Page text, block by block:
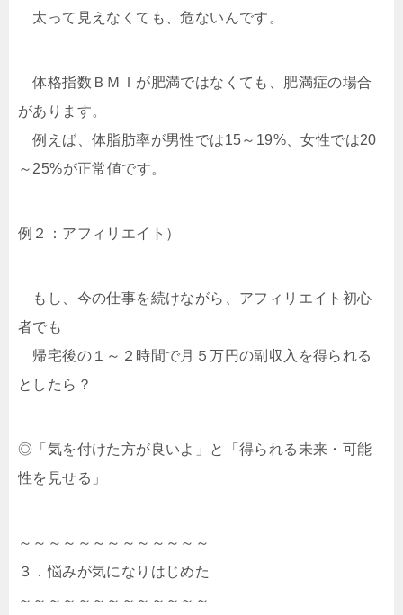
太って見えなくても、危ないんです。
体格指数ＢＭＩが肥満ではなくても、肥満症の場合
があります。
例えば、体脂肪率が男性では15～19%、女性では20
～25%が正常値です。
例２：アフィリエイト）
もし、今の仕事を続けながら、アフィリエイト初心
者でも
帰宅後の１～２時間で月５万円の副収入を得られる
としたら？
◎「気を付けた方が良いよ」と「得られる未来・可能
性を見せる」
～～～～～～～～～～～～～
３．悩みが気になりはじめた
～～～～～～～～～～～～～